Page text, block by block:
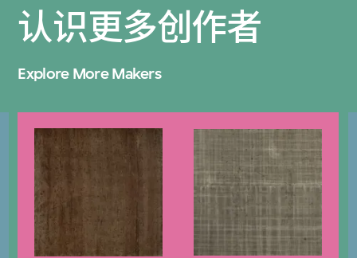
认识更多创作者
Explore More Makers